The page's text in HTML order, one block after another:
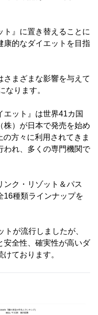
ト』に置き替えることに
康的なダイエットを目指
さまざまな影響を与えて
なります。
エット』は世界41カ国
株）が日本で発売を始め
方々に利用されてきま
われ、多くの専門機関で
ンク・リゾット＆パス
16種類ラインナップを
が流行しましたが、
安全性、確実性が高いダ
ております。